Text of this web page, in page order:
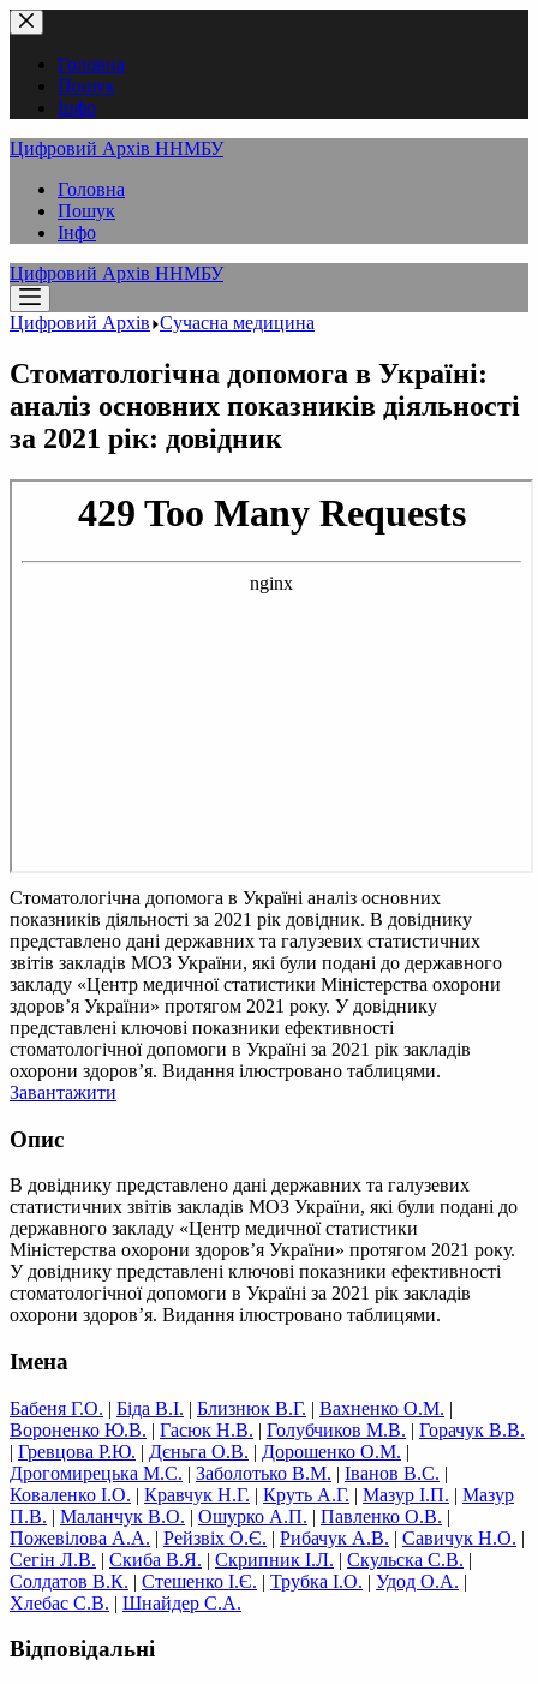
Перейти
до
вмістуГоловна
Пошук
Інфо
Цифровий Архів ННМБУ
Головна
Пошук
Інфо
Цифровий Архів ННМБУ
Цифровий Архів Сучасна медицина
Стоматологічна допомога в Україні:
аналіз основних показників діяльності
за 2021 рік: довідник
Стоматологічна допомога в Україні аналіз основних
показників діяльності за 2021 рік довідник. В довіднику
представлено дані державних та галузевих статистичних
звітів закладів МОЗ України, які були подані до державного
закладу «Центр медичної статистики Міністерства охорони
здоров’я України» протягом 2021 року. У довіднику
представлені ключові показники ефективності
стоматологічної допомоги в Україні за 2021 рік закладів
охорони здоров’я. Видання ілюстровано таблицями.
Завантажити
Опис
В довіднику представлено дані державних та галузевих
статистичних звітів закладів МОЗ України, які були подані до
державного закладу «Центр медичної статистики
Міністерства охорони здоров’я України» протягом 2021 року.
У довіднику представлені ключові показники ефективності
стоматологічної допомоги в Україні за 2021 рік закладів
охорони здоров’я. Видання ілюстровано таблицями.
Імена
Бабеня Г.О. | Біда В.І. | Близнюк В.Г. | Вахненко О.М. |
Вороненко Ю.В. | Гасюк Н.В. | Голубчиков М.В. | Горачук В.В.
| Гревцова Р.Ю. | Дєньга О.В. | Дорошенко О.М. |
Дрогомирецька М.С. | Заболотько В.М. | Іванов В.С. |
Коваленко І.О. | Кравчук Н.Г. | Круть А.Г. | Мазур І.П. | Мазур
П.В. | Маланчук В.О. | Ошурко А.П. | Павленко О.В. |
Пожевілова А.А. | Рейзвіх О.Є. | Рибачук А.В. | Савичук Н.О. |
Сегін Л.В. | Скиба В.Я. | Скрипник І.Л. | Скульска С.В. |
Солдатов В.К. | Стешенко І.Є. | Трубка І.О. | Удод О.А. |
Хлебас С.В. | Шнайдер С.А.
Відповідальні